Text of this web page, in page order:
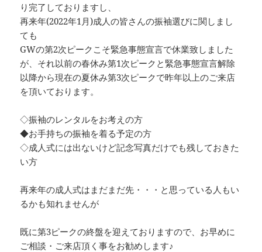
り完了しておりますし、
再来年(2022年1月)成人の皆さんの振袖選びに関しまし
ても
GWの第2次ピークこそ緊急事態宣言で休業致しました
が、それ以前の春休み第1次ピークと緊急事態宣言解除
以降から現在の夏休み第3次ピークで昨年以上のご来店
を頂いております。
◇振袖のレンタルをお考えの方
◆お手持ちの振袖を着る予定の方
◇成人式には出ないけど記念写真だけでも残しておきた
い方
再来年の成人式はまだまだ先・・・と思っている人もい
るかも知れませんが
既に第3ピークの終盤を迎えておりますので、お早めに
ご相談・ご来店頂く事をお勧めします♪